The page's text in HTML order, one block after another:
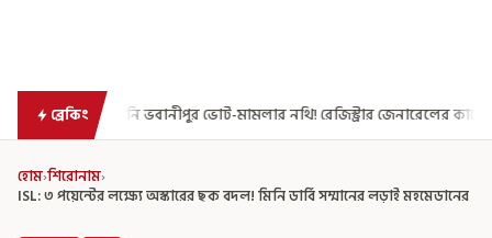
ব্রেকিং
জেনারেলের কাছে রিপোর্ট তলব ক্ষুব্ধ হাই কোর্টের থেঁতলানো
হোম›শিরোনাম›
ISL: ৩ পয়েন্টের লক্ষ্যে অস্কারের ছক বদল! মিনি ডার্বি সম্মানের লড়াই মহমেডানের